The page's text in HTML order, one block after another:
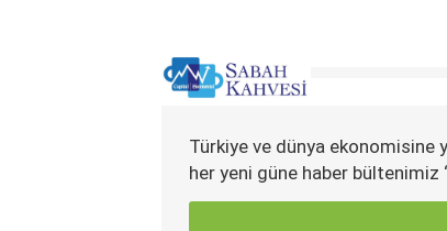
Türkiye ve dünya
her yeni güne haber bültenimiz